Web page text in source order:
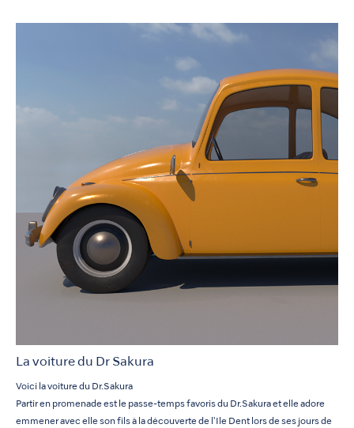
La voiture du Dr Sakura
Voici la voiture du Dr.Sakura
Partir en promenade est le passe-temps favoris du Dr.Sakura et elle adore
emmener avec elle son fils à la découverte de l'Ile Dent lors de ses jours de